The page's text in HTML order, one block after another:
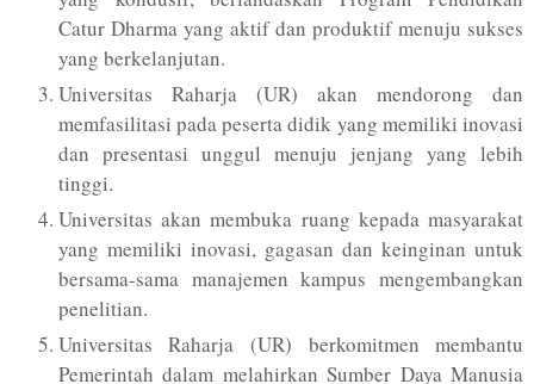
Catur Dharma yang aktif dan produktif menuju sukses
yang berkelanjutan.
Universitas Raharja (UR) akan mendorong dan
memfasilitasi pada peserta didik yang memiliki inovasi
dan presentasi unggul menuju jenjang yang lebih
tinggi.
Universitas akan membuka ruang kepada masyarakat
yang memiliki inovasi, gagasan dan keinginan untuk
bersama-sama manajemen kampus mengembangkan
penelitian.
Universitas Raharja (UR) berkomitmen membantu
Pemerintah dalam melahirkan Sumber Daya Manusia